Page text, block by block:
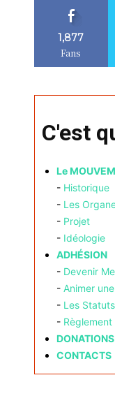
1,877
Fans
C'est
Le
- Historique
- Les
- Projet
- Idéologie
ADHÉSION
- Devenir
- Animer
- Les Statuts
-
DONATIONS
CONTACTS